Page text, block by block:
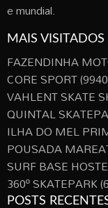
e mundial.
MAIS VISITADOS
FAZENDINHA
CORE SPORT
VAHLENT SKATE
QUINTAL
ILHA DO MEL
POUSADA
SURF BASE
360º SKATEPARK
POSTS